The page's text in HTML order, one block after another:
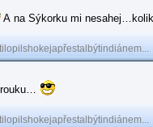
A na Sýkorku mi